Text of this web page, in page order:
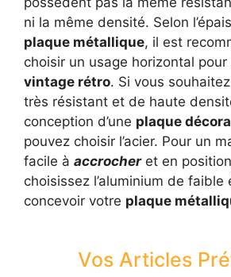
ni la même densité. Selon
plaque métallique, il est
choisir un usage horizontal pour
vintage rétro. Si vous
très résistant et de haute
conception d’une plaque
pouvez choisir l’acier. Pour un
facile à accrocher et en
choisissez l’aluminium de faible
concevoir votre plaque
Vos Articles